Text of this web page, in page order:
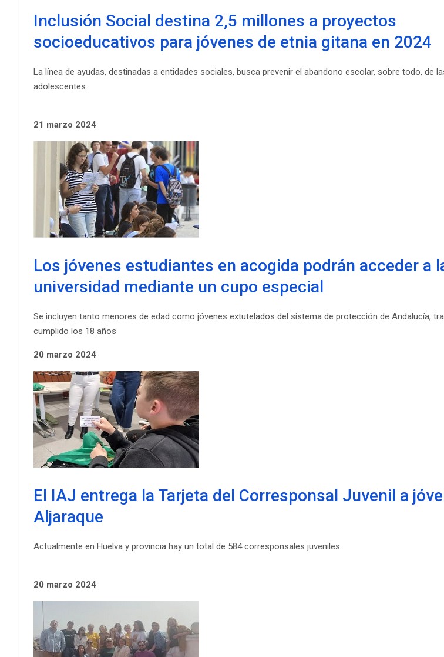
Inclusión Social destina 2,5 millones a proyectos
socioeducativos para jóvenes de etnia gitana en 2024
La línea de ayudas, destinadas a entidades sociales, busca prevenir el abandono escolar, sobre todo, de
adolescentes
21 marzo 2024
Los jóvenes estudiantes en acogida podrán acceder a
universidad mediante un cupo especial
Se incluyen tanto menores de edad como jóvenes extutelados del sistema de protección de Andalucía,
cumplido los 18 años
20 marzo 2024
El IAJ entrega la Tarjeta del Corresponsal Juvenil a
Aljaraque
Actualmente en Huelva y provincia hay un total de 584 corresponsales juveniles
20 marzo 2024